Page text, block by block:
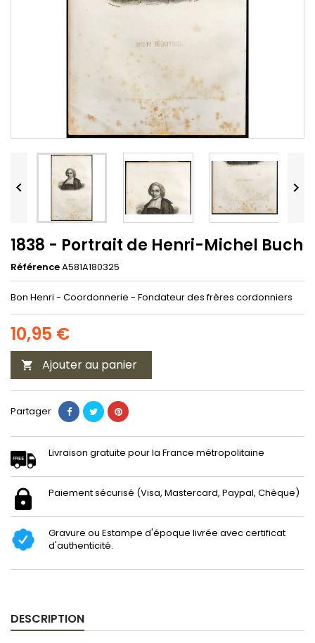
 
1838 - Portrait de Henri-Michel Buch
RéférenceA581A180325
Bon Henri - Coordonnerie - Fondateur des frères cordonniers
10,95 €
 Ajouter au panier
Partager
Livraison gratuite pour la France métropolitaine
Paiement sécurisé (Visa, Mastercard, Paypal, Chèque)
Gravure ou Estampe d'époque livrée avec certificat
d'authenticité.
DESCRIPTION